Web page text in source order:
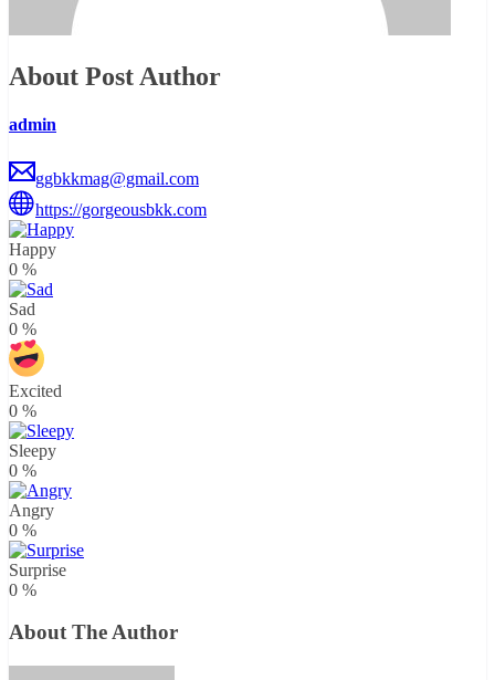
About Post Author
admin
ggbkkmag@gmail.com
https://gorgeousbkk.com
Happy
0 %
Sad
0 %
Excited
0 %
Sleepy
0 %
Angry
0 %
Surprise
0 %
About The Author